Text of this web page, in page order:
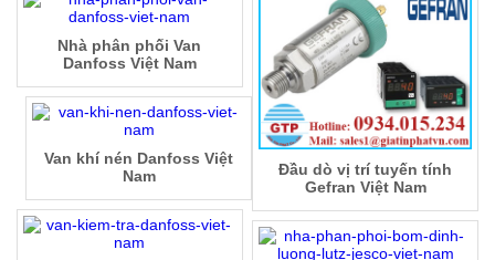
Đầu dò vị trí tuyến tính
Gefran Việt Nam
Nhà phân phối Van
Danfoss Việt Nam
Van khí nén Danfoss Việt
Nam